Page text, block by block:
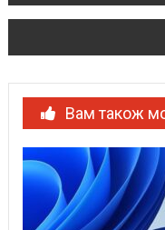
navigation
Вам також